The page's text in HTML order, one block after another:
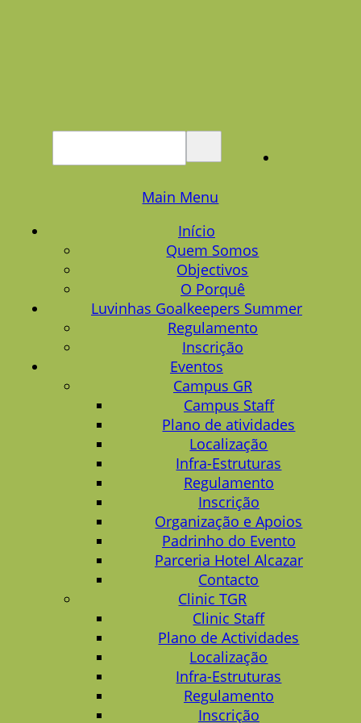
Main Menu
Início
Quem Somos
Objectivos
O Porquê
Luvinhas Goalkeepers Summer
Regulamento
Inscrição
Eventos
Campus GR
Campus Staff
Plano de atividades
Localização
Infra-Estruturas
Regulamento
Inscrição
Organização e Apoios
Padrinho do Evento
Parceria Hotel Alcazar
Contacto
Clinic TGR
Clinic Staff
Plano de Actividades
Localização
Infra-Estruturas
Regulamento
Inscrição